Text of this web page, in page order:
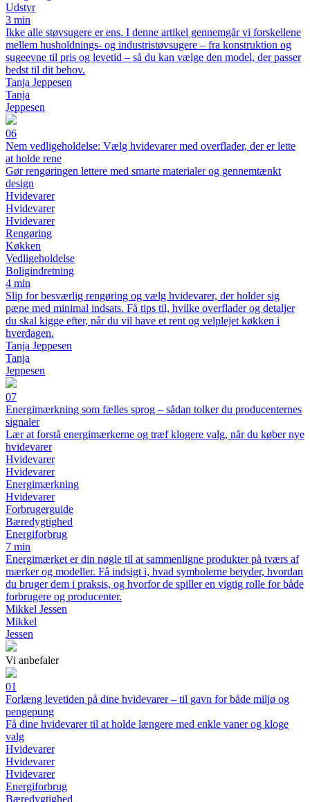
Udstyr
3 min
Ikke alle støvsugere er ens. I denne artikel gennemgår vi forskellene
mellem husholdnings- og industristøvsugere – fra konstruktion og
sugeevne til pris og levetid – så du kan vælge den model, der passer
bedst til dit behov.
Tanja Jeppesen
Tanja
Jeppesen
06
Nem vedligeholdelse: Vælg hvidevarer med overflader, der er lette
at holde rene
Gør rengøringen lettere med smarte materialer og gennemtænkt
design
Hvidevarer
Hvidevarer
Hvidevarer
Rengøring
Køkken
Vedligeholdelse
Boligindretning
4 min
Slip for besværlig rengøring og vælg hvidevarer, der holder sig
pæne med minimal indsats. Få tips til, hvilke overflader og detaljer
du skal kigge efter, når du vil have et rent og velplejet køkken i
hverdagen.
Tanja Jeppesen
Tanja
Jeppesen
07
Energimærkning som fælles sprog – sådan tolker du producenternes
signaler
Lær at forstå energimærkerne og træf klogere valg, når du køber nye
hvidevarer
Hvidevarer
Hvidevarer
Energimærkning
Hvidevarer
Forbrugerguide
Bæredygtighed
Energiforbrug
7 min
Energimærket er din nøgle til at sammenligne produkter på tværs af
mærker og modeller. Få indsigt i, hvad symbolerne betyder, hvordan
du bruger dem i praksis, og hvorfor de spiller en vigtig rolle for både
forbrugere og producenter.
Mikkel Jessen
Mikkel
Jessen
Vi anbefaler
01
Forlæng levetiden på dine hvidevarer – til gavn for både miljø og
pengepung
Få dine hvidevarer til at holde længere med enkle vaner og kloge
valg
Hvidevarer
Hvidevarer
Hvidevarer
Energiforbrug
Bæredygtighed